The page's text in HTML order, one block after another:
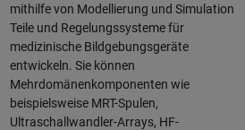
mithilfe von Modellierung und Simulation
Teile und Regelungssysteme für
medizinische Bildgebungsgeräte
entwickeln. Sie können
Mehrdomänenkomponenten wie
beispielsweise MRT-Spulen,
Ultraschallwandler-Arrays, HF-